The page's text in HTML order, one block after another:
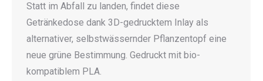
Statt im Abfall zu landen, findet diese
Getränkedose dank 3D-gedrucktem Inlay als
alternativer, selbstwässernder Pflanzentopf eine
neue grüne Bestimmung. Gedruckt mit bio-
kompatiblem PLA.